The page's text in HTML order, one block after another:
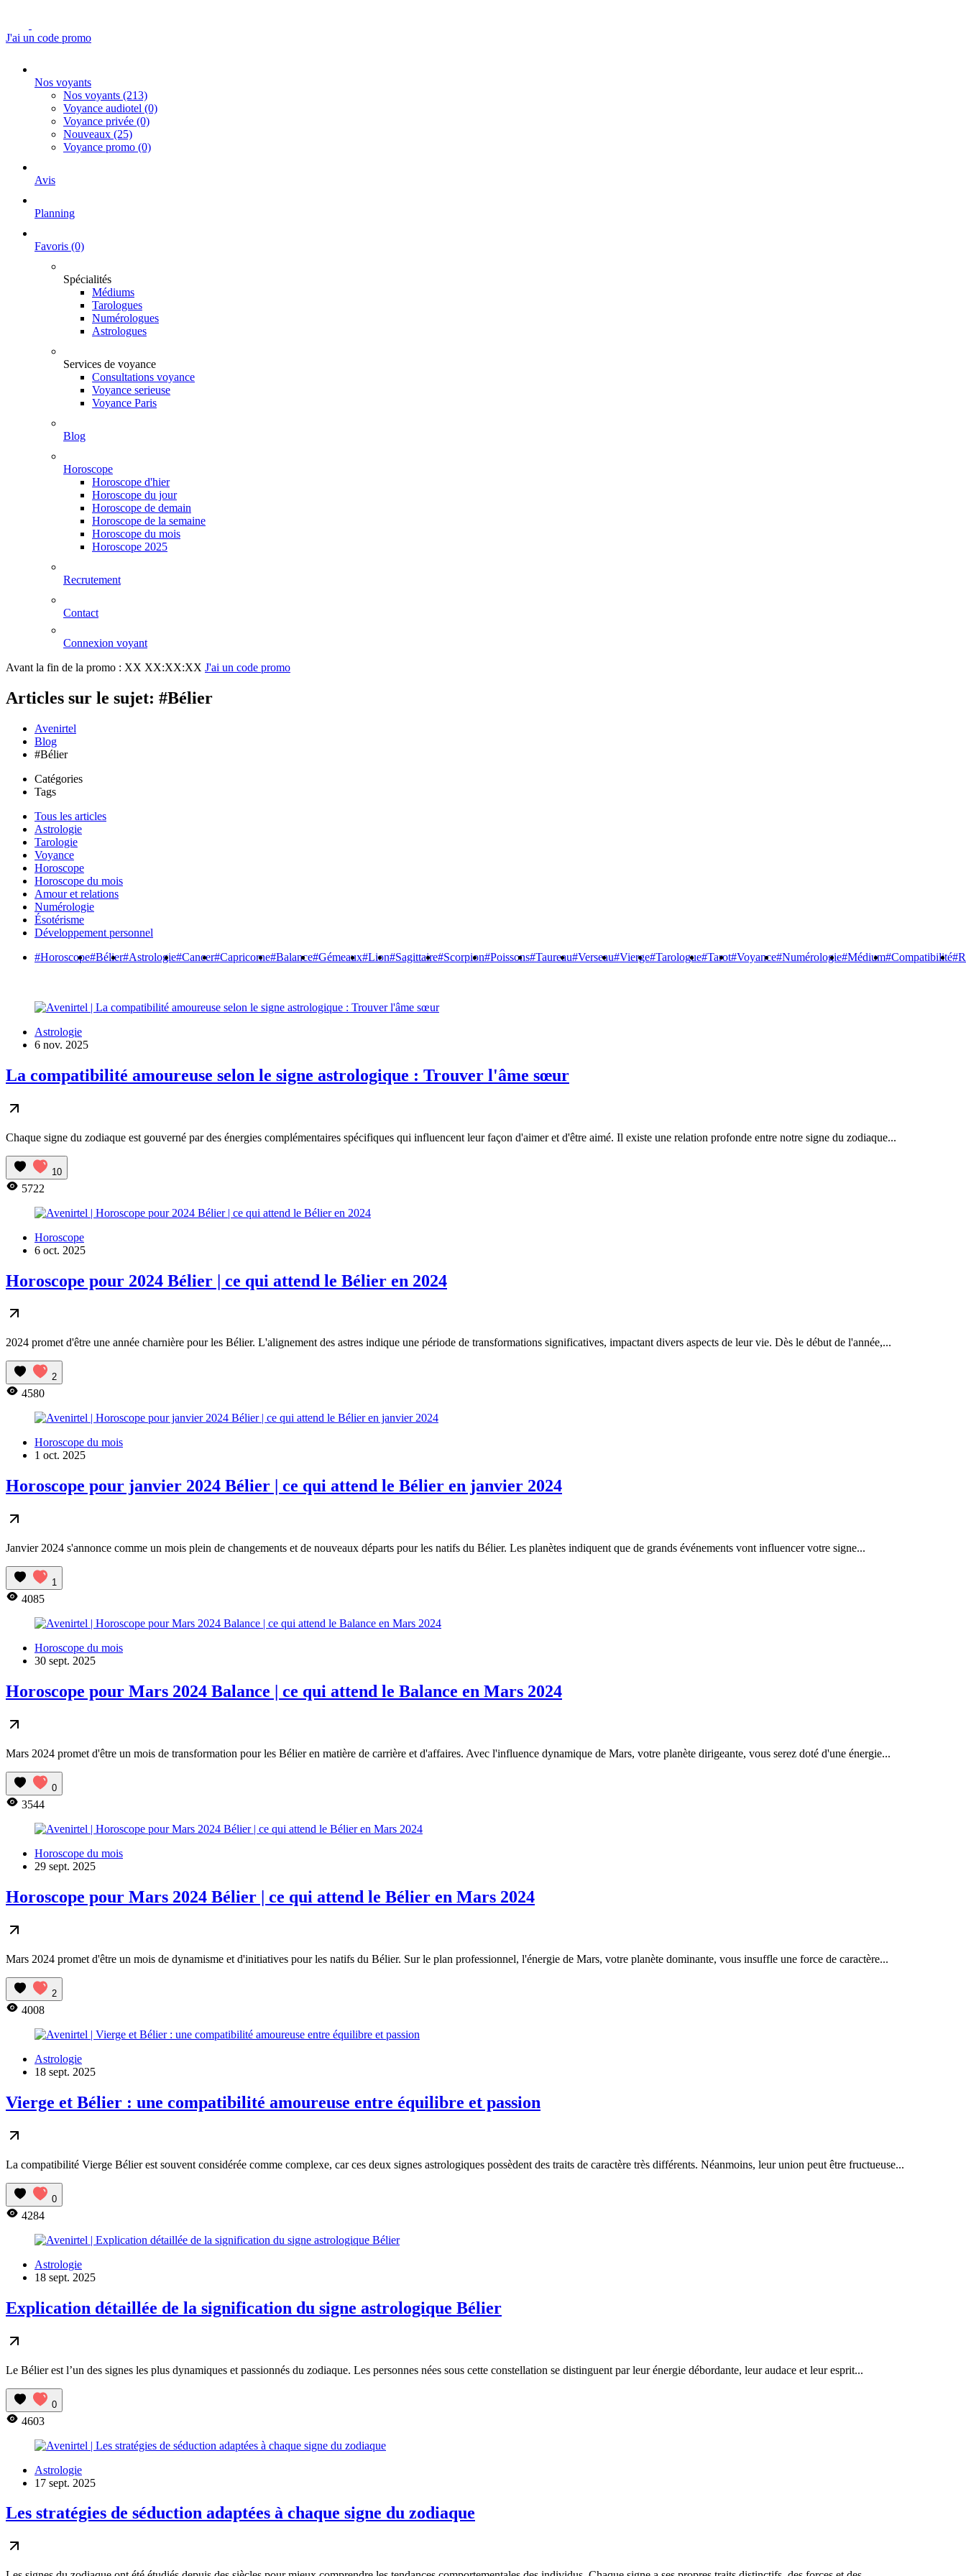
J'ai un code promo
Nos voyants
Nos voyants (213)
Voyance audiotel (0)
Voyance privée (0)
Nouveaux (25)
Voyance promo (0)
Avis
Planning
Favoris (0)
Spécialités
Médiums
Tarologues
Numérologues
Astrologues
Services de voyance
Consultations voyance
Voyance serieuse
Voyance Paris
Blog
Horoscope
Horoscope d'hier
Horoscope du jour
Horoscope de demain
Horoscope de la semaine
Horoscope du mois
Horoscope 2025
Recrutement
Contact
Connexion voyant
Avant la fin de la promo : XX XX:XX:XX J'ai un code promo
Articles sur le sujet: #Bélier
Avenirtel
Blog
#Bélier
Catégories
Tags
Tous les articles
Astrologie
Tarologie
Voyance
Horoscope
Horoscope du mois
Amour et relations
Numérologie
Ésotérisme
Développement personnel
#Horoscope#Bélier#Astrologie#Cancer#Capricorne#Balance#Gémeaux#Lion#Sagittaire#Scorpion#Poissons#Taureau#Verseau#Vierge#Tarologue#Tarot#Voyance#Numérologie#Médium#Compatibilité
Astrologie
6 nov. 2025
La compatibilité amoureuse selon le signe astrologique : Trouver l'âme sœur
Chaque signe du zodiaque est gouverné par des énergies complémentaires spécifiques qui influencent leur façon d'aimer et d'être aimé. Il existe une relation profonde entre notre signe du zodiaque...
10
5722
Horoscope
6 oct. 2025
Horoscope pour 2024 Bélier | ce qui attend le Bélier en 2024
2024 promet d'être une année charnière pour les Bélier. L'alignement des astres indique une période de transformations significatives, impactant divers aspects de leur vie. Dès le début de l'année,...
2
4580
Horoscope du mois
1 oct. 2025
Horoscope pour janvier 2024 Bélier | ce qui attend le Bélier en janvier 2024
Janvier 2024 s'annonce comme un mois plein de changements et de nouveaux départs pour les natifs du Bélier. Les planètes indiquent que de grands événements vont influencer votre signe...
1
4085
Horoscope du mois
30 sept. 2025
Horoscope pour Mars 2024 Balance | ce qui attend le Balance en Mars 2024
Mars 2024 promet d'être un mois de transformation pour les Bélier en matière de carrière et d'affaires. Avec l'influence dynamique de Mars, votre planète dirigeante, vous serez doté d'une énergie...
0
3544
Horoscope du mois
29 sept. 2025
Horoscope pour Mars 2024 Bélier | ce qui attend le Bélier en Mars 2024
Mars 2024 promet d'être un mois de dynamisme et d'initiatives pour les natifs du Bélier. Sur le plan professionnel, l'énergie de Mars, votre planète dominante, vous insuffle une force de caractère...
2
4008
Astrologie
18 sept. 2025
Vierge et Bélier : une compatibilité amoureuse entre équilibre et passion
La compatibilité Vierge Bélier est souvent considérée comme complexe, car ces deux signes astrologiques possèdent des traits de caractère très différents. Néanmoins, leur union peut être fructueuse...
0
4284
Astrologie
18 sept. 2025
Explication détaillée de la signification du signe astrologique Bélier
Le Bélier est l’un des signes les plus dynamiques et passionnés du zodiaque. Les personnes nées sous cette constellation se distinguent par leur énergie débordante, leur audace et leur esprit...
0
4603
Astrologie
17 sept. 2025
Les stratégies de séduction adaptées à chaque signe du zodiaque